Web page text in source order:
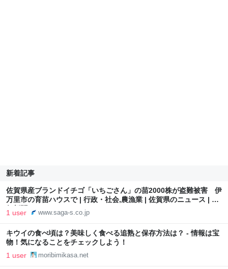
新着記事
佐賀県産ブランドイチゴ「いちごさん」の苗2000株が盗難被害 伊
万里市の育苗ハウスで | 行政・社会,農漁業 | 佐賀県のニュース | 佐
賀新聞
1 user www.saga-s.co.jp
キウイの食べ頃は？美味しく食べる追熟と保存方法は？ - 情報は宝
物！気になることをチェックしよう！
1 user moribimikasa.net